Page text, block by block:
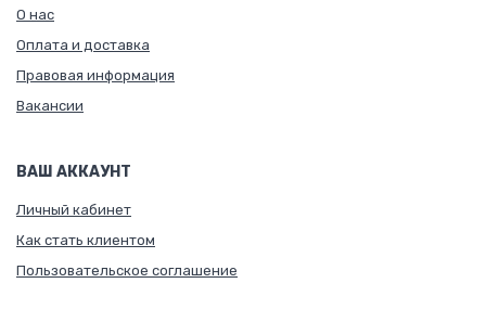
О нас
Оплата и доставка
Правовая информация
Вакансии
ВАШ АККАУНТ
Личный кабинет
Как стать клиентом
Пользовательское соглашение